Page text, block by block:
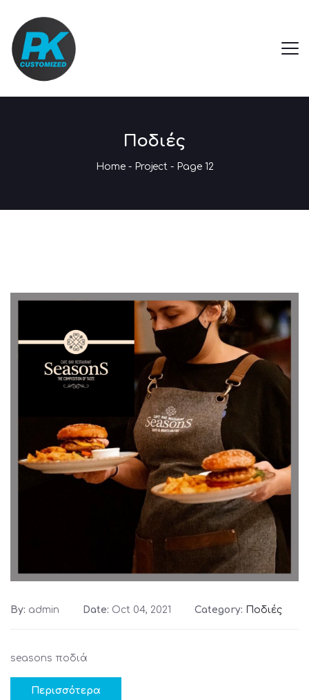
Ποδιές
Home- Project- Page 12
By: admin Date: Oct 04, 2021 Category: Ποδιές
seasons ποδιά
Περισσότερα